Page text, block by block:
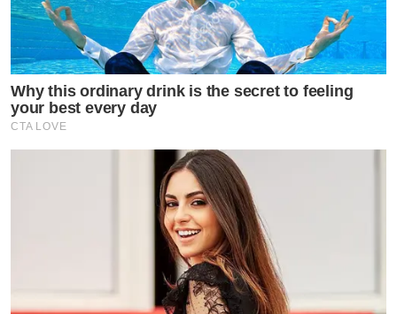
Why this ordinary drink is the secret to feeling
your best every day
CTA LOVE